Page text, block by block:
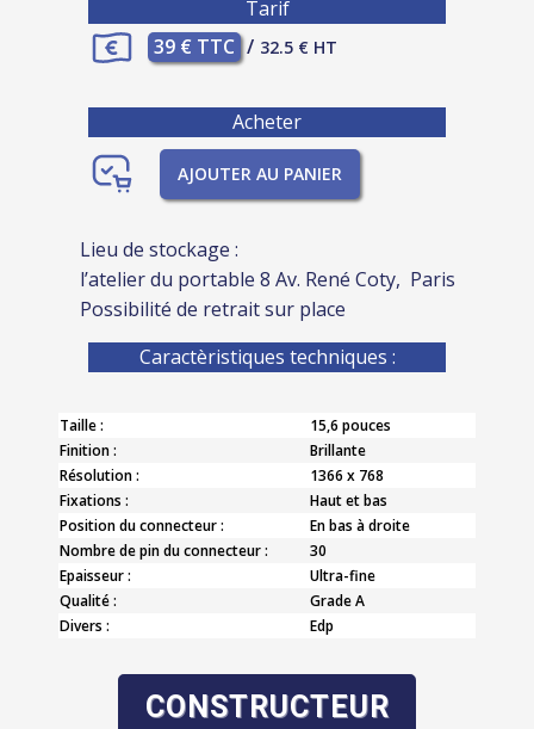
Tarif
39 € TTC / 32.5 € HT
Acheter
AJOUTER AU PANIER
Lieu de stockage :
l’atelier du portable 8 Av. René Coty, Paris
Possibilité de retrait sur place
Caractèristiques techniques :
Taille :
15,6 pouces
Finition :
Brillante
Résolution :
1366 x 768
Fixations :
Haut et bas
Position du connecteur :
En bas à droite
Nombre de pin du connecteur :
30
Epaisseur :
Ultra-fine
Qualité :
Grade A
Divers :
Edp
CONSTRUCTEUR